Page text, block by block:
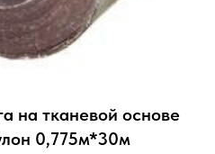
на тканевой основе
0,775м*30м